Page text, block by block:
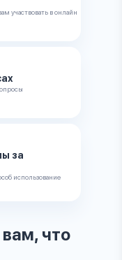
участвовать в онлайн
за
использование
что